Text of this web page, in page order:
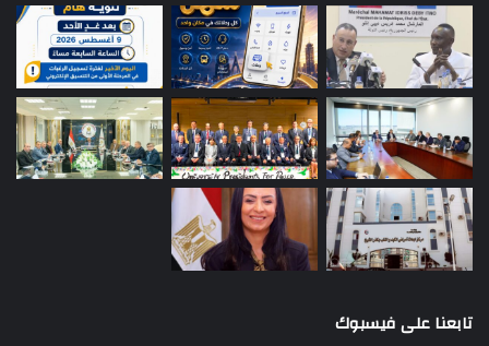
تابعنا على فيسبوك